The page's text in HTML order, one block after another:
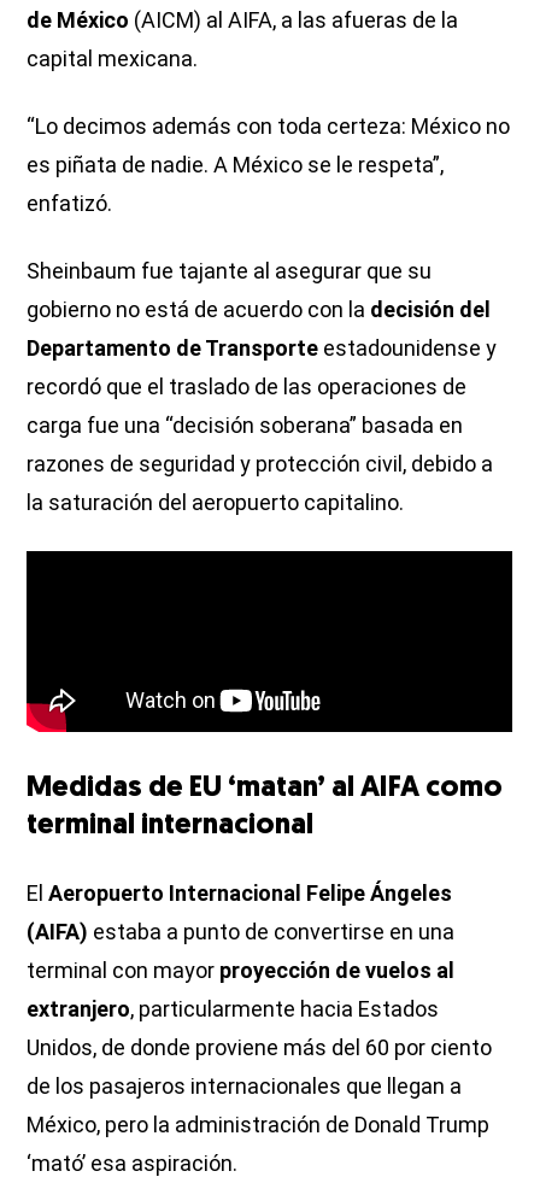
de México (AICM) al AIFA, a las afueras de la
capital mexicana.
“Lo decimos además con toda certeza: México no
es piñata de nadie. A México se le respeta”,
enfatizó.
Sheinbaum fue tajante al asegurar que su
gobierno no está de acuerdo con la decisión del
Departamento de Transporte estadounidense y
recordó que el traslado de las operaciones de
carga fue una “decisión soberana” basada en
razones de seguridad y protección civil, debido a
la saturación del aeropuerto capitalino.
Medidas de EU ‘matan’ al AIFA como
terminal internacional
ElAeropuerto Internacional Felipe Ángeles
(AIFA) estaba a punto de convertirse en una
terminal con mayor proyección de vuelos al
extranjero, particularmente hacia Estados
Unidos, de donde proviene más del 60 por ciento
de los pasajeros internacionales que llegan a
México, pero la administración de Donald Trump
‘mató’ esa aspiración.